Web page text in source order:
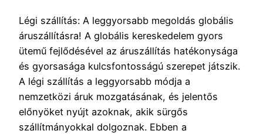
Légi szállítás: A leggyorsabb megoldás globális
áruszállításra! A globális kereskedelem gyors
ütemű fejlődésével az áruszállítás hatékonysága
és gyorsasága kulcsfontosságú szerepet játszik.
A légi szállítás a leggyorsabb módja a
nemzetközi áruk mozgatásának, és jelentős
előnyöket nyújt azoknak, akik sürgős
szállítmányokkal dolgoznak. Ebben a